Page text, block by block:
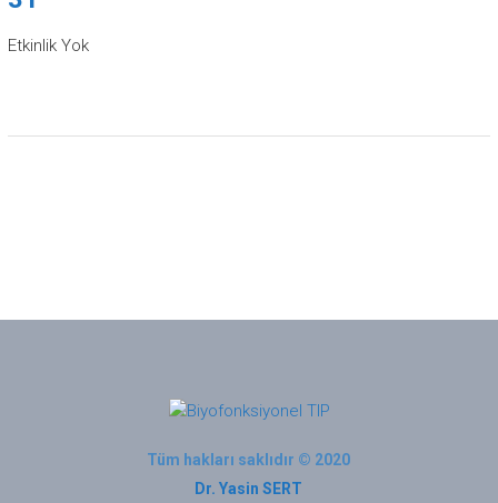
Etkinlik Yok
Tüm hakları saklıdır © 2020
Dr. Yasin SERT